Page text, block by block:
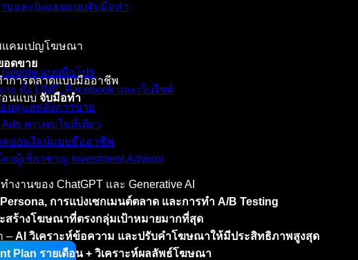
านและยิงแอดแบบจับมือทำ
แบบมือโปร
ทั้ง LINE, Facebook และเว็บไซต์
มดูแลหลังการขาย
ครบจบในที่เดียว
ดออนไลน์แบบมืออาชีพ
ผู้เชี่ยวชาญ Investment Advisor
แคมเปญโฆษณา
ดขาย
ำการตลาดแบบมืออาชีพ
อนแบบจับมือทำ
งานของ ChatGPT และ Generative AI
การแบ่งเซกเมนต์ตลาด และการทำ A/B Testing
สร้างโฆษณาที่ตรงกลุ่มเป้าหมายมากที่สุด
– AI วิเคราะห์ข้อความ และปรับคำโฆษณาให้มีประสิทธิภาพสูงสุด
Plan รายเดือน + วิเคราะห์ผลลัพธ์โฆษณา